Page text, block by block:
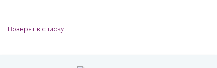
Возврат к списку